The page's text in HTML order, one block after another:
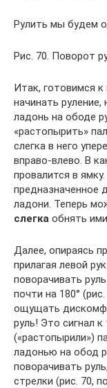
Рулить мы будем
Рис. 70. Поворот
Итак, готовимся
начинать
ладонь на ободе
«растопырить»
слегка в него
вправо-влево. В
провалится в
предназначенное
ладони. Теперь
слегка обнять
Далее, опираясь
прилагая левой
поворачивать
почти на 180°
ощущать
руль! Это сигнал
(«растопырили»)
ладонью на обод
поворачивать
стрелки (рис. 70,